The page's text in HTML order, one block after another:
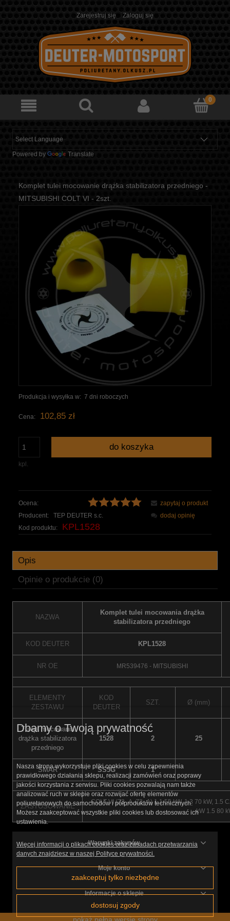
Zarejestruj się Zaloguj się
Powered by Translate
Komplet tulei mocowanie drążka stabilizatora przedniego -
MITSUBISHI COLT VI - 2szt.
Produkcja i wysyłka w: 7 dni roboczych
Cena: 102,85 zł
kpl.
do koszyka
Ocena:
Producent:
TEP DEUTER s.c.
Kod produktu:
KPL1528
zapytaj o produkt
dodaj opinię
Opis
Opinie o produkcie (0)
NAZWA
Komplet tulei mocowania drążka
stabilizatora przedniego
KOD DEUTER KPL1528
NR OE MR539476 - MITSUBISHI
ELEMENTY
ZESTAWU
KOD
DEUTER
SZT. Ø (mm)
Tuleja mocowania
drążka stabilizatora
przedniego
1528 2 25
SMAR SS5G 1
ZASTOSOWANIE
COLT VI (Z3_A, Z2_A) 1.1 55 kW, 1.3 70 kW, 1.5
kW 1.5 80
Warunki zakupów
Moje konto
Informacje o sklepie
Dbamy o Twoją prywatność
Nasza strona wykorzystuje pliki cookies w celu zapewnienia
prawidłowego działania sklepu, realizacji zamówień oraz poprawy
jakości korzystania z serwisu. Pliki cookies pozwalają nam także
analizować ruch w sklepie oraz rozwijać ofertę elementów
poliuretanowych do samochodów i półproduktów technicznych.
Możesz zaakceptować wszystkie pliki cookies lub dostosować ich
ustawienia.
Więcej informacji o plikach cookies oraz zasadach przetwarzania
danych znajdziesz w naszej Polityce prywatności.
zaakceptuj tylko niezbędne
dostosuj zgody